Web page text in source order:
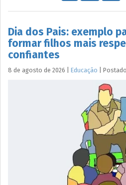
Dia dos Pais: exemplo
formar filhos mais
confiantes
8 de agosto de 2026 Educação